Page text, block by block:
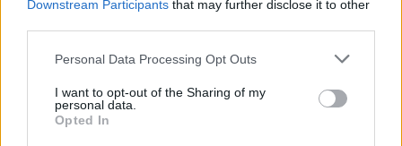
Downstream Participants that may further disclose it to other
Personal Data Processing Opt Outs
I want to opt-out of the Sharing of my
personal data.
Opted In